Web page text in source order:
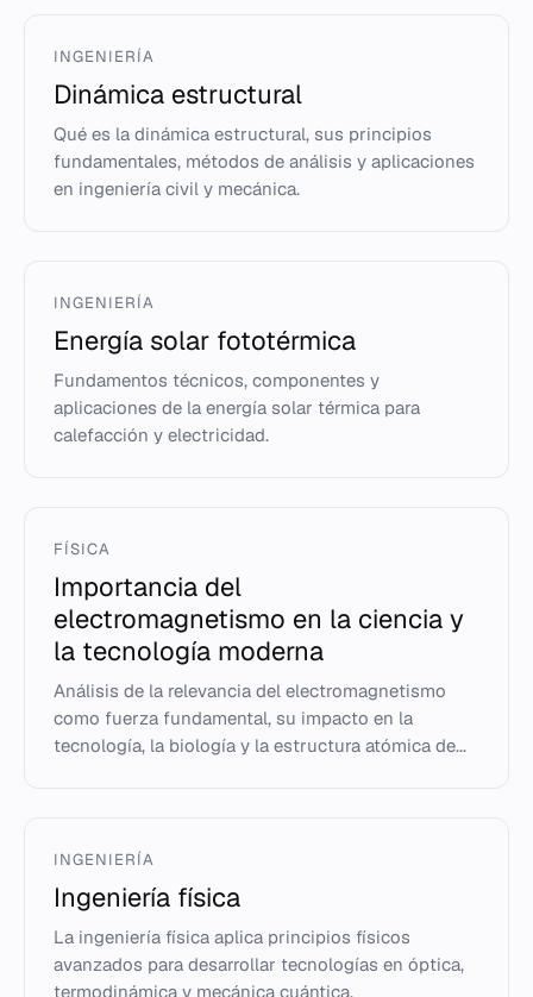
INGENIERÍA
Dinámica estructural
Qué es la dinámica estructural, sus principios
fundamentales, métodos de análisis y aplicaciones
en ingeniería civil y mecánica.
INGENIERÍA
Energía solar fototérmica
Fundamentos técnicos, componentes y
aplicaciones de la energía solar térmica para
calefacción y electricidad.
FÍSICA
Importancia del
electromagnetismo en la ciencia y
la tecnología moderna
Análisis de la relevancia del electromagnetismo
como fuerza fundamental, su impacto en la
tecnología, la biología y la estructura atómica de...
INGENIERÍA
Ingeniería física
La ingeniería física aplica principios físicos
avanzados para desarrollar tecnologías en óptica,
termodinámica y mecánica cuántica.